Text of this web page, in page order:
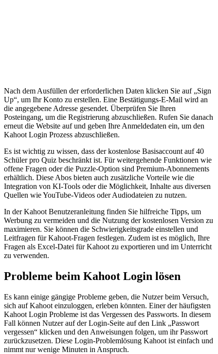
Nach dem Ausfüllen der erforderlichen Daten klicken Sie auf „Sign
Up“, um Ihr Konto zu erstellen. Eine Bestätigungs-E-Mail wird an
die angegebene Adresse gesendet. Überprüfen Sie Ihren
Posteingang, um die Registrierung abzuschließen. Rufen Sie danach
erneut die Website auf und geben Ihre Anmeldedaten ein, um den
Kahoot Login Prozess abzuschließen.
Es ist wichtig zu wissen, dass der kostenlose Basisaccount auf 40
Schüler pro Quiz beschränkt ist. Für weitergehende Funktionen wie
offene Fragen oder die Puzzle-Option sind Premium-Abonnements
erhältlich. Diese Abos bieten auch zusätzliche Vorteile wie die
Integration von KI-Tools oder die Möglichkeit, Inhalte aus diversen
Quellen wie YouTube-Videos oder Audiodateien zu nutzen.
In der Kahoot Benutzeranleitung finden Sie hilfreiche Tipps, um
Werbung zu vermeiden und die Nutzung der kostenlosen Version zu
maximieren. Sie können die Schwierigkeitsgrade einstellen und
Leitfragen für Kahoot-Fragen festlegen. Zudem ist es möglich, Ihre
Fragen als Excel-Datei für Kahoot zu exportieren und im Unterricht
zu verwenden.
Probleme beim Kahoot Login lösen
Es kann einige gängige Probleme geben, die Nutzer beim Versuch,
sich auf Kahoot einzuloggen, erleben könnten. Einer der häufigsten
Kahoot Login Probleme ist das Vergessen des Passworts. In diesem
Fall können Nutzer auf der Login-Seite auf den Link „Passwort
vergessen“ klicken und den Anweisungen folgen, um ihr Passwort
zurückzusetzen. Diese Login-Problemlösung Kahoot ist einfach und
nimmt nur wenige Minuten in Anspruch.